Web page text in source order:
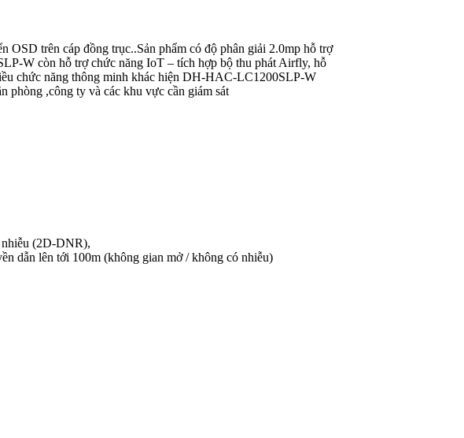
trên cáp đồng trục..Sản phẩm có độ phân giải 2.0mp hỗ trợ
W còn hỗ trợ chức năng IoT – tích hợp bộ thu phát Airfly, hỗ
chức năng thông minh khác hiện DH-HAC-LC1200SLP-W
phòng ,công ty và các khu vực cần giám sát
(2D-DNR),
dẫn lên tới 100m (không gian mở / không có nhiễu)